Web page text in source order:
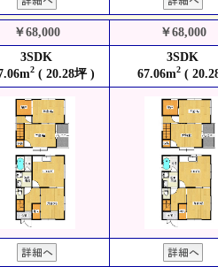
￥68,000
￥68,000
3SDK
2( 20.28坪 )
3SDK
67.06m2(